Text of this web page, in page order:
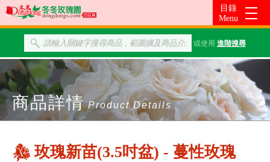
或使用 進階搜尋
商品詳情 Product Details
玫瑰新苗(3.5吋盆) - 蔓性玫瑰